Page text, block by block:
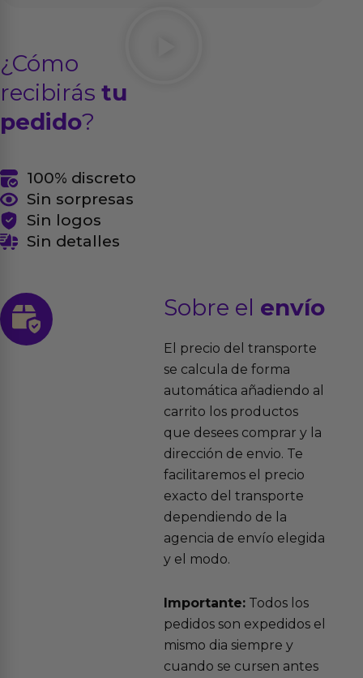
¿Cómo
recibirás tu
pedido?
100% discreto
Sin sorpresas
Sin logos
Sin detalles
Sobre el envío
El precio del transporte
se calcula de forma
automática añadiendo al
carrito los productos
que desees comprar y la
dirección de envio. Te
facilitaremos el precio
exacto del transporte
dependiendo de la
agencia de envío elegida
y el modo.
Importante:Todos los
pedidos son expedidos el
mismo dia siempre y
cuando se cursen antes